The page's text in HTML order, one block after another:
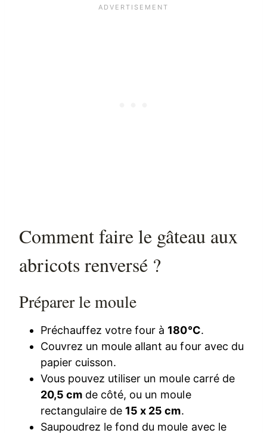
Comment faire le gâteau aux
abricots renversé ?
Préparer le moule
Préchauffez votre four à 180°C.
Couvrez un moule allant au four avec du
papier cuisson.
Vous pouvez utiliser un moule carré de
20,5 cm de côté, ou un moule
rectangulaire de 15 x 25 cm.
Saupoudrez le fond du moule avec le